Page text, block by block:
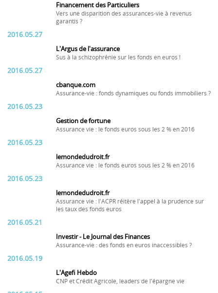
Financement des Particuliers
Vers une disparition des assurances-vie à revenus
garantis ?
2016.05.27
L'Argus de l'assurance
Sus à la schizophrénie sur les fonds en euros !
2016.05.27
cbanque.com
Assurance-vie : fonds dynamiques ou fonds immobiliers ?
2016.05.23
Gestion de fortune
Assurance vie : le fonds euros sous les 2 % en 2016
2016.05.23
lemondedudroit.fr
Assurance vie : le fonds euros sous les 2 % en 2016
2016.05.23
lemondedudroit.fr
Assurance vie : l'ACPR réitère l'appel à la prudence sur
les taux des fonds euros
2016.05.21
Investir - Le Journal des Finances
Assurance-vie : des fonds en euros inaccessibles ?
2016.05.19
L'Agefi Hebdo
CNP et Crédit Agricole, leaders de l'épargne vie